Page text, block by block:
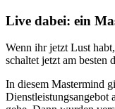
Live dabei: ein
Wenn ihr jetzt Lust
schaltet jetzt am besten
In diesem Mastermind
Dienstleistungsangebot